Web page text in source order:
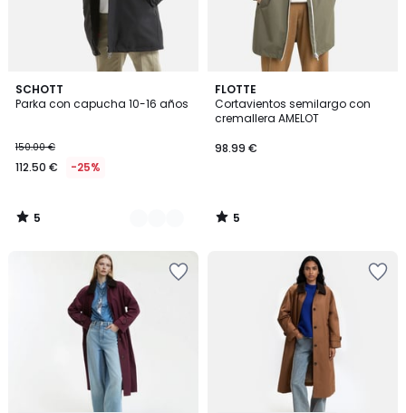
SCHOTT
Parka con capucha 10-16 años
150.00 €
112.50 € -25%
5
/
3
Colores
5
/
FLOTTE
Cortavientos semilargo con
cremallera AMELOT
98.99 €
5
/
5
5
/